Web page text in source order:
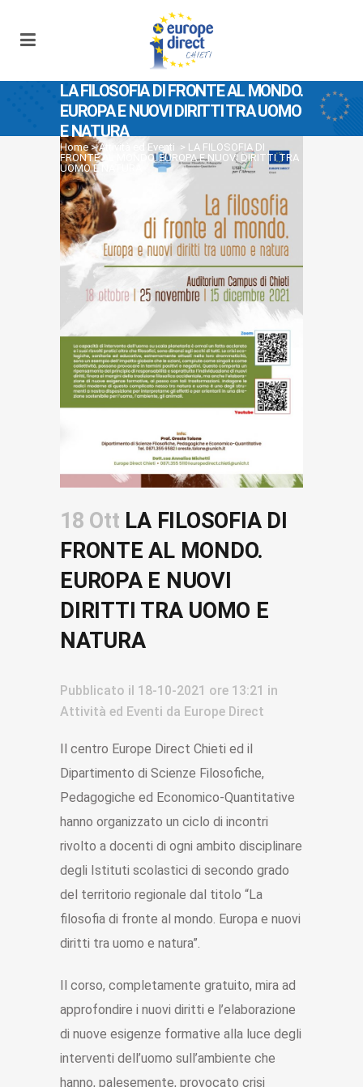
LA FILOSOFIA DI FRONTE AL MONDO.
EUROPA E NUOVI DIRITTI TRA UOMO
E NATURA
Home>Attività ed Eventi > LA FILOSOFIA DI
FRONTE AL MONDO. EUROPA E NUOVI DIRITTI TRA
UOMO E NATURA
18 Ott LA FILOSOFIA DI
FRONTE AL MONDO.
EUROPA E NUOVI
DIRITTI TRA UOMO E
NATURA
Pubblicato il 18-10-2021 ore 13:21 in
Attività ed Eventi da Europe Direct
Il centro Europe Direct Chieti ed il
Dipartimento di Scienze Filosofiche,
Pedagogiche ed Economico-Quantitative
hanno organizzato un ciclo di incontri
rivolto a docenti di ogni ambito disciplinare
degli Istituti scolastici di secondo grado
del territorio regionale dal titolo “La
filosofia di fronte al mondo. Europa e nuovi
diritti tra uomo e natura”.
Il corso, completamente gratuito, mira ad
approfondire i nuovi diritti e l’elaborazione
di nuove esigenze formative alla luce degli
interventi dell’uomo sull’ambiente che
hanno, palesemente, provocato crisi